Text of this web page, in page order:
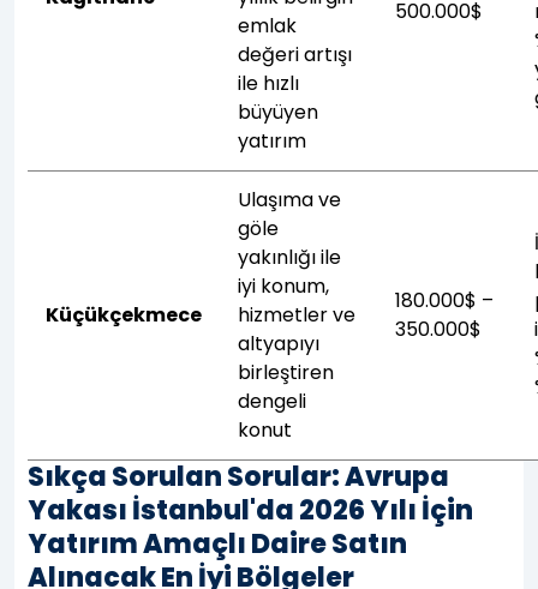
emlak
değeri artışı
ile hızlı
büyüyen
yatırım
500.000$
Küçükçekmece
Ulaşıma ve
göle
yakınlığı ile
iyi konum,
hizmetler ve
altyapıyı
birleştiren
dengeli
konut
180.000$ –
350.000$
Sıkça Sorulan Sorular: Avrupa
Yakası İstanbul'da 2026 Yılı İçin
Yatırım Amaçlı Daire Satın
Alınacak En İyi Bölgeler